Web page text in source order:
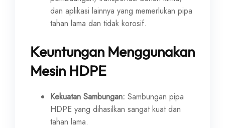
dan aplikasi lainnya yang memerlukan pipa
tahan lama dan tidak korosif.
Keuntungan Menggunakan
Mesin HDPE
Kekuatan Sambungan: Sambungan pipa
HDPE yang dihasilkan sangat kuat dan
tahan lama.